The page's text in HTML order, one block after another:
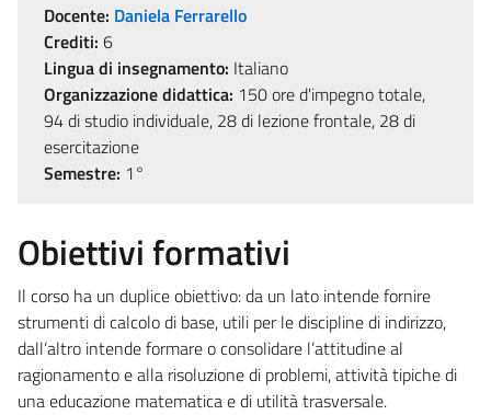
Docente: Daniela Ferrarello
Crediti: 6
Lingua di insegnamento: Italiano
Organizzazione didattica: 150 ore d'impegno totale,
94 di studio individuale, 28 di lezione frontale, 28 di
esercitazione
Semestre: 1°
Obiettivi formativi
Il corso ha un duplice obiettivo: da un lato intende fornire
strumenti di calcolo di base, utili per le discipline di indirizzo,
dall’altro intende formare o consolidare l’attitudine al
ragionamento e alla risoluzione di problemi, attività tipiche di
una educazione matematica e di utilità trasversale.